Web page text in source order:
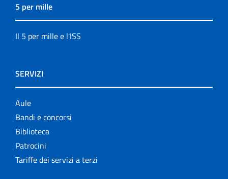
5 per mille
Il 5 per mille e l'ISS
SERVIZI
Aule
Bandi e concorsi
Biblioteca
Patrocini
Tariffe dei servizi a terzi